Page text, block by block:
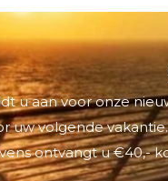
u aan voor onze
uw volgende
ontvangt u €40,-